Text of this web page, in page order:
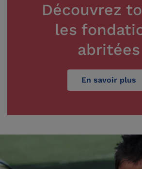
Découvrez
les
abritées
En savoir plus